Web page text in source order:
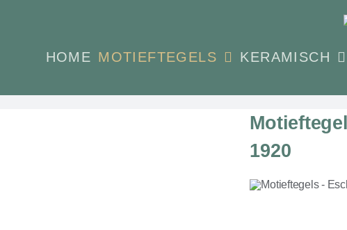
HOME MOTIEFTEGELS KERAMISCH
1920